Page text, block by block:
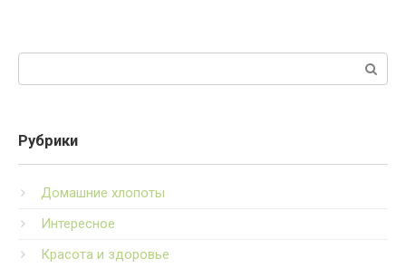
Рубрики
Домашние хлопоты
Интересное
Красота и здоровье